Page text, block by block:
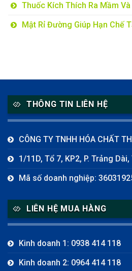
Thuốc Kích Thích Ra Mầm
Mật Rỉ Đường Giúp Hạn Chế
THÔNG TIN LIÊN HỆ
CÔNG TY TNHH HÓA CHẤT
1/11D, Tổ 7, KP2, P. Trảng
Mã số doanh nghiệp:
LIÊN HỆ MUA HÀNG
Kinh doanh 1: 0938 414 118
Kinh doanh 2: 0964 414 118